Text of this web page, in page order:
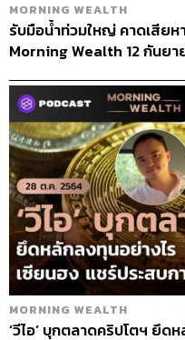
MORNING WEALTH
รับมือน้ำท่วมใหญ่ คาดเสียห
Morning Wealth 12 กันยา
MORNING WEALTH
‘วีไอ’ บุกตลาดคริปโตฯ ยึด